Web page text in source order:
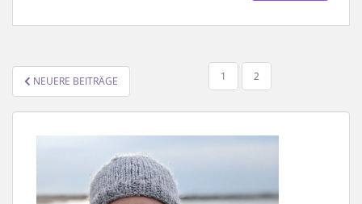
SEITENNUMMERIERUNG
DER
BEITRÄGE
NEUERE BEITRÄGE 1 2